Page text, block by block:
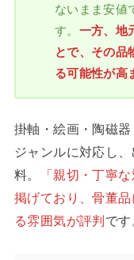
ないまま安値
す。 一方、地
とで、その品
る可能性が高
掛軸・絵画・陶磁
ジャンルに対応し
料。
「親切・丁寧
掲げており、骨董
る雰囲気が評判 です